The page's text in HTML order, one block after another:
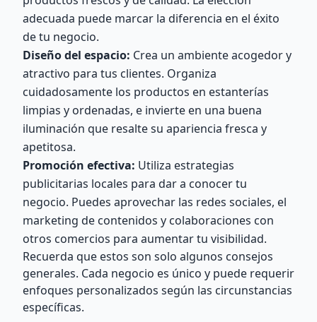
adecuada puede marcar la diferencia en el éxito
de tu negocio.
Diseño del espacio: Crea un ambiente acogedor y
atractivo para tus clientes. Organiza
cuidadosamente los productos en estanterías
limpias y ordenadas, e invierte en una buena
iluminación que resalte su apariencia fresca y
apetitosa.
Promoción efectiva: Utiliza estrategias
publicitarias locales para dar a conocer tu
negocio. Puedes aprovechar las redes sociales, el
marketing de contenidos y colaboraciones con
otros comercios para aumentar tu visibilidad.
Recuerda que estos son solo algunos consejos
generales. Cada negocio es único y puede requerir
enfoques personalizados según las circunstancias
específicas.